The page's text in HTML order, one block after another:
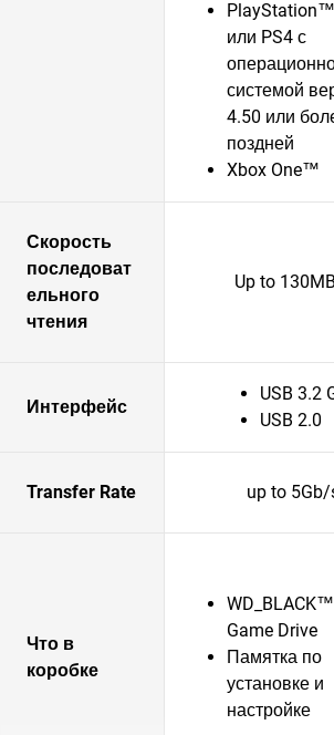
или PS4 с
системой
4.50 или
поздней
Xbox One™
Скорость
последоват
ельного
чтения
Up to
Интерфейс
USB 3.2
USB 2.0
Transfer Rate up to 5Gb/
Что в
коробке
Game Drive
Памятка по
установке и
настройке